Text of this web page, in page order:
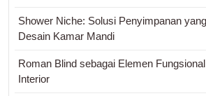
Shower Niche: Solusi Penyimpanan
Desain Kamar Mandi
Roman Blind sebagai Elemen
Interior